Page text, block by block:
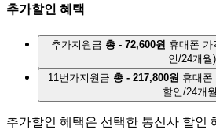
추가할인 혜택
추가지원금 총 - 72,600원 휴대폰 가
인/24개월)
11번가지원금 총 - 217,800원 휴대폰
할인/24개
추가할인 혜택은 선택한 통신사 할인